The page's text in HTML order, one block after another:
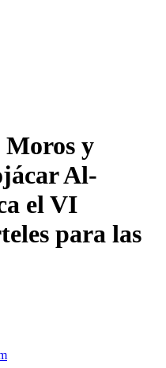
Moros y
Al-
el VI
para las